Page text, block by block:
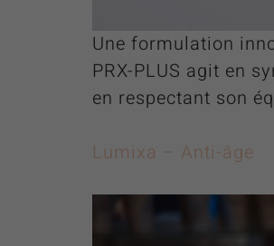
Une formulation
PRX-PLUS agit en
en respectant son
Lumixa – Anti-âge